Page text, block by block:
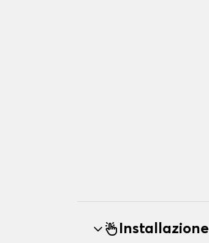
Installazione